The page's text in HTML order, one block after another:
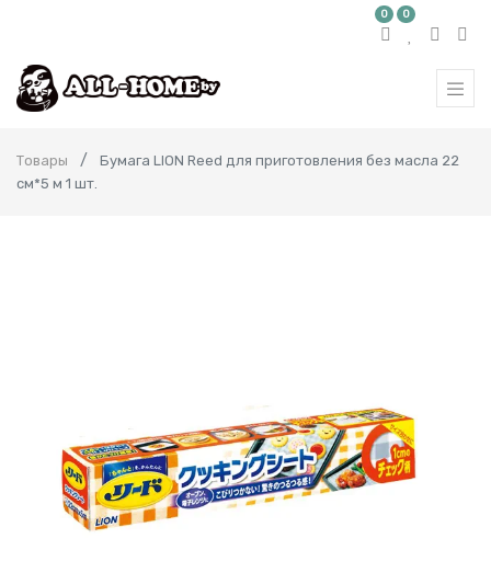
0 0
Товары
Бумага LION Reed для приготовления без масла 22
см*5 м 1 шт.